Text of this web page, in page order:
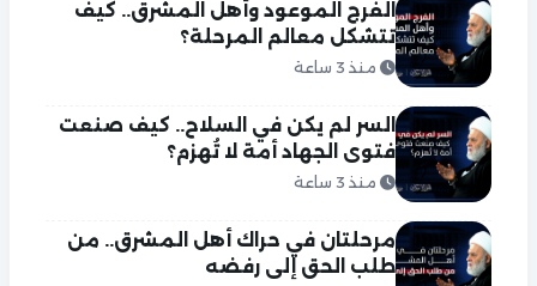
الفرج الموعود وأهل المشرق.. كيف
تتشكل معالم المرحلة؟
منذ 3 ساعة
السر لم يكن في السلاح.. كيف صنعت
فتوى الجهاد أمة لا تُهزم؟
منذ 3 ساعة
مرحلتان في حراك أهل المشرق.. من
طلب الحق إلى رفضه